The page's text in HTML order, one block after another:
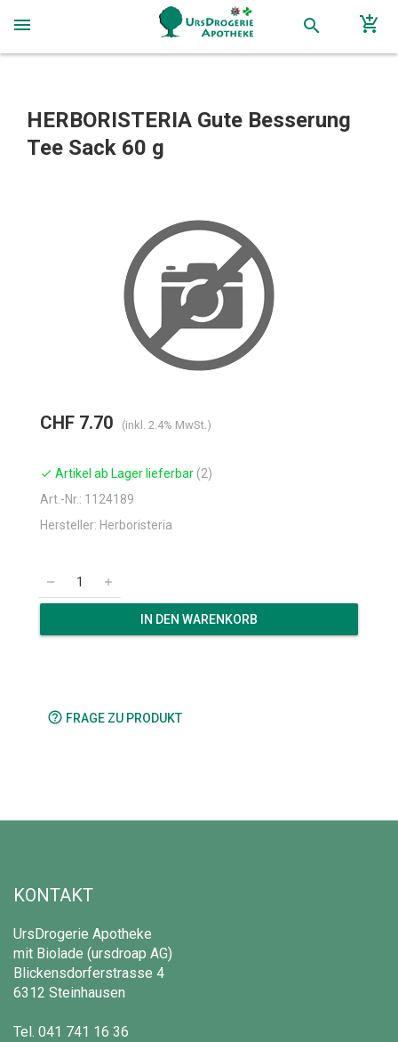
menu search add_shopping_cart
HERBORISTERIA Gute Besserung
Tee Sack 60 g
CHF 7.70 (inkl. 2.4% MwSt.)
check Artikel ab Lager lieferbar (2)
Art.-Nr.: 1124189
Hersteller: Herboristeria
remove add
IN DEN WARENKORB
help_outline FRAGE ZU PRODUKT
KONTAKT
UrsDrogerie Apotheke
mit Biolade (ursdroap AG)
Blickensdorferstrasse 4
6312 Steinhausen
Tel. 041 741 16 36